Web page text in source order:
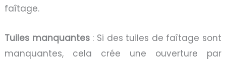
faîtage.
Tuiles manquantes: Si des tuiles de faîtage sont
manquantes, cela crée une ouverture par